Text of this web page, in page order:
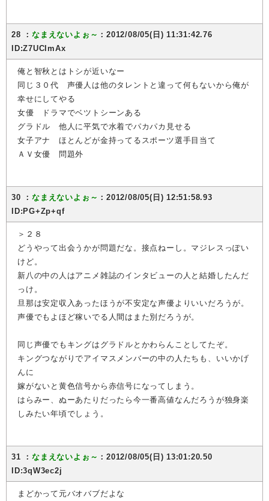
28 ：なまえないよぉ～ ：2012/08/05(日) 11:31:42.76
ID:Z7UCImAx
俺と智秋とはトシが近いなー
同じ３０代 声優人は他のタレントと違って何もないから俺が
幸せにしてやる
女優 ドラマでベツトシーンある
グラドル 他人に平気で水着でパカパカ見せる
女子アナ ほとんどが金持ってるスポーツ選手目当て
ＡＶ女優 問題外
30 ：なまえないよぉ～ ：2012/08/05(日) 12:51:58.93
ID:PG+Zp+qf
＞２８
どうやって出会うかが問題だな。接点ねーし。マジレスっぽい
けど。
新八の中の人はアニメ雑誌のインタビューの人と結婚したんだ
っけ。
旦那は安定収入あったほうが不安定な声優よりいいだろうが。
声優でもよほど稼いでる人間はまた別だろうが。
同じ声優でもキングはグラドルとかわらんことしてたぞ。
キングつながりでアイマスメンバーの中の人たちも、いいかげ
んに
嫁がないと黄色信号から赤信号になってしまう。
はらみー、ぬーあたりだったら今一番高値なんだろうが独身楽
しみたい年頃でしょう。
31 ：なまえないよぉ～ ：2012/08/05(日) 13:01:20.50
ID:3qW3ec2j
まどかって元バオバブだよな